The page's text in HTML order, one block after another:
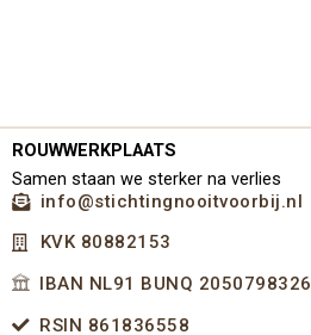
ROUWWERKPLAATS
Samen staan we sterker na verlies
info@stichtingnooitvoorbij.nl
KVK 80882153
IBAN NL91 BUNQ 2050798326
RSIN 861836558